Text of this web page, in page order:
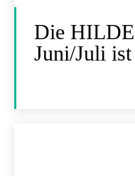
Die
Juni/Juli ist